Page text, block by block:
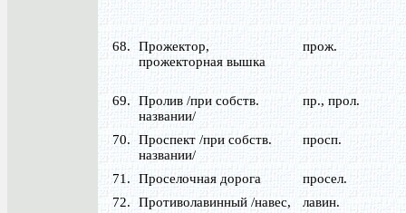
68.
Прожектор,
прожекторная вышка
прож.
69.
Пролив /при собств.
названии/
пр., прол.
70.
Проспект /при собств.
названии/
просп.
71. Проселочная дорога
просел.
72.
Противолавинный /навес,
лавин.